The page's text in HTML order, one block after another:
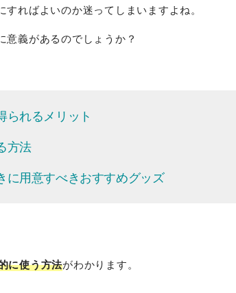
ればよいのか迷ってしまいますよね。
義があるのでしょうか？
られるメリット
方法
に用意すべきおすすめグッズ
に使う方法がわかります。